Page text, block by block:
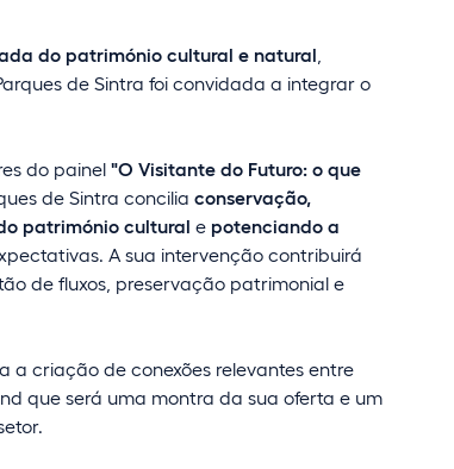
do património cultural e natural
de Sintra foi convidada a integrar o
do painel "O Visitante do Futuro: o que
de Sintra concilia conservação,
património cultural e potenciando a
A sua intervenção contribuirá
de fluxos, preservação patrimonial e
a criação de conexões relevantes entre
que será uma montra da sua oferta e um